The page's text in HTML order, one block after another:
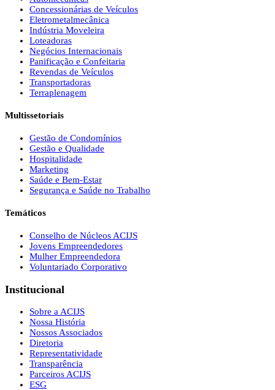
Concessionárias de Veículos
Eletrometalmecânica
Indústria Moveleira
Loteadoras
Negócios Internacionais
Panificação e Confeitaria
Revendas de Veículos
Transportadoras
Terraplenagem
Multissetoriais
Gestão de Condomínios
Gestão e Qualidade
Hospitalidade
Marketing
Saúde e Bem-Estar
Segurança e Saúde no Trabalho
Temáticos
Conselho de Núcleos ACIJS
Jovens Empreendedores
Mulher Empreendedora
Voluntariado Corporativo
Institucional
Sobre a ACIJS
Nossa História
Nossos Associados
Diretoria
Representatividade
Transparência
Parceiros ACIJS
ESG